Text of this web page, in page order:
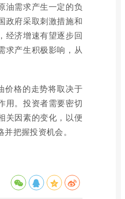
油需求产生一定的负
政府采取刺激措施和
经济增速有望逐步回
求产生积极影响，从
价格的走势将取决于
用。投资者需要密切
关因素的变化，以便
把握投资机会。